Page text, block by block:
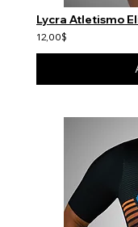
Lycra Atletismo
12,00$